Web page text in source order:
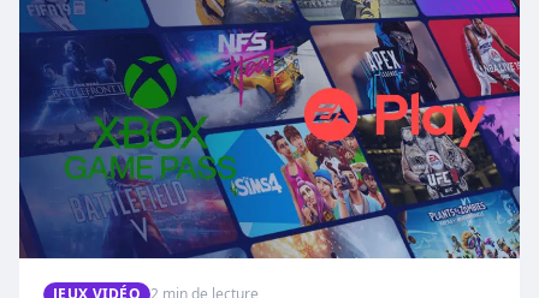
JEUX VIDÉO 2 min de lecture